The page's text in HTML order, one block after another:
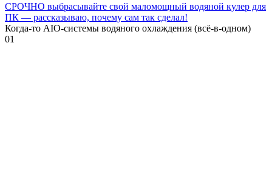
СРОЧНО выбрасывайте свой маломощный водяной кулер для
ПК — рассказываю, почему сам так сделал!
Когда-то AIO-системы водяного охлаждения (всё-в-одном)
01